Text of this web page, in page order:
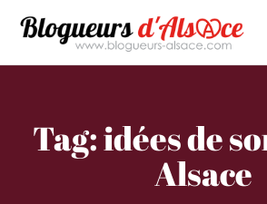
Tag: idées de
Alsace